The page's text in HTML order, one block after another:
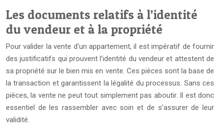
Les documents relatifs à l’identité
du vendeur et à la propriété
Pour valider la vente d’un appartement, il est impératif de fournir
des justificatifs qui prouvent l’identité du vendeur et attestent de
sa propriété sur le bien mis en vente. Ces pièces sont la base de
la transaction et garantissent la légalité du processus. Sans ces
pièces, la vente ne peut tout simplement pas aboutir. Il est donc
essentiel de les rassembler avec soin et de s’assurer de leur
validité.